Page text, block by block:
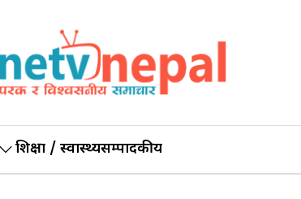
शिक्षा / स्वास्थ्यसम्पादकीय